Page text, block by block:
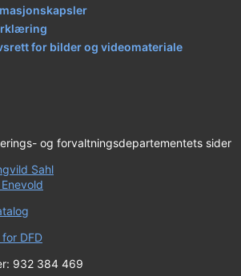
for bilder og videomateriale
og forvaltningsdepartementets sider
Sahl
DFD
932 384 469